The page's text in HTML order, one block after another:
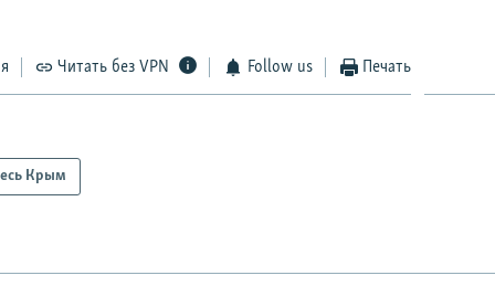
Читать без VPN Follow us Печать
Крым